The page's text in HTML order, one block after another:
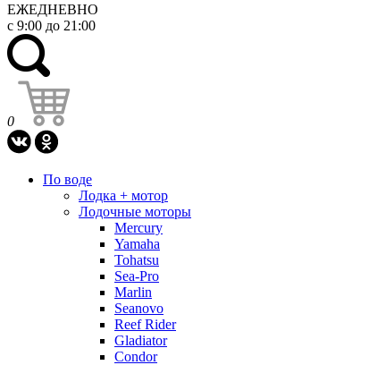
ЕЖЕДНЕВНО
с 9:00 до 21:00
0
По воде
Лодка + мотор
Лодочные моторы
Mercury
Yamaha
Tohatsu
Sea-Pro
Marlin
Seanovo
Reef Rider
Gladiator
Condor